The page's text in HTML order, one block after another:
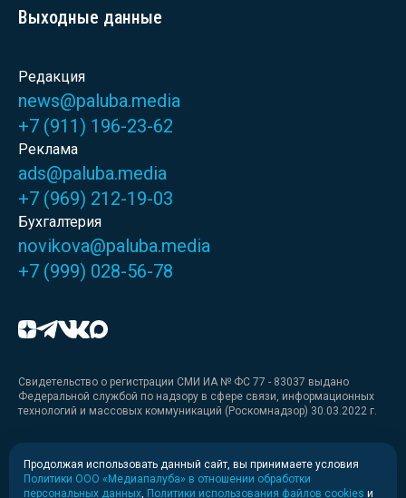
Выходные данные
Редакция
news@paluba.media
+7 (911) 196-23-62
Реклама
ads@paluba.media
+7 (969) 212-19-03
Бухгалтерия
novikova@paluba.media
+7 (999) 028-56-78
Свидетельство о регистрации СМИ ИА № ФС 77 - 83037 выдано
Федеральной службой по надзору в сфере связи, информационных
технологий и массовых коммуникаций (Роскомнадзор) 30.03.2022 г.
Медиакит
Медиакит для печати
Продолжая использовать данный сайт, вы принимаете условия
Политики ООО «Медиапалуба» в отношении обработки
персональных данных Политики использования файлов cookies и